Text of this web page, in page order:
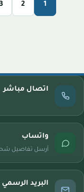
1
2
3
اتصال مباشر
واتساب
أرسل تفاصيل
البريد الرسمي